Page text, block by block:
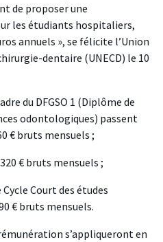
de proposer une
les étudiants hospitaliers,
annuels », se félicite l’Union
dentaire (UNECD) le 10
du DFGSO 1 (Diplôme de
odontologiques) passent
€ bruts mensuels ;
€ bruts mensuels ;
Court des études
€ bruts mensuels.
s’appliqueront en